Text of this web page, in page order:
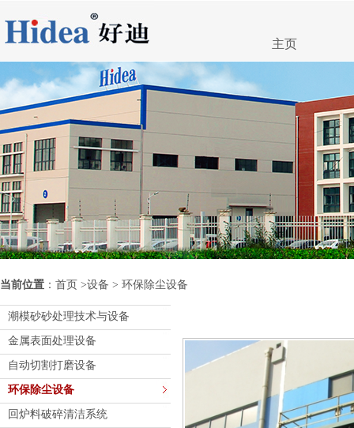
主页
当前位置 ： 首页 >设备 > 环保除尘设备
潮模砂砂处理技术与设备
金属表面处理设备
自动切割打磨设备
环保除尘设备
回炉料破碎清洁系统